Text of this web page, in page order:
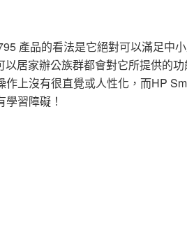
產品的看法是它絕對可以滿足中
以居家辦公族群都會對它所提供的
作上沒有很直覺或人性化，而HP
習障礙！